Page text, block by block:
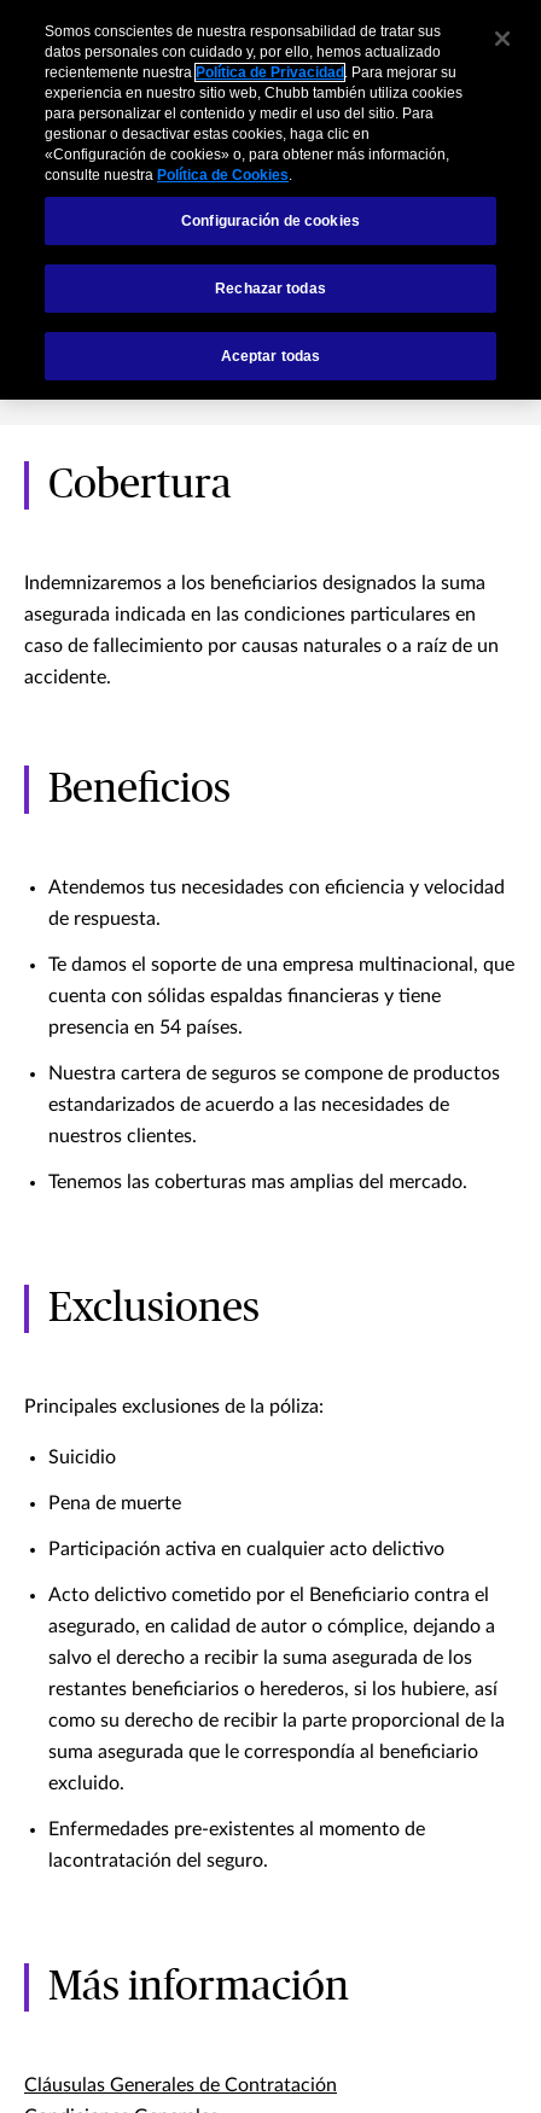
Vida Falabella
Cobertura
Indemnizaremos a los beneficiarios designados la suma
asegurada indicada en las condiciones particulares en
caso de fallecimiento por causas naturales o a raíz de un
accidente.
Beneficios
Atendemos tus necesidades con eficiencia y velocidad
de respuesta.
Te damos el soporte de una empresa multinacional, que
cuenta con sólidas espaldas financieras y tiene
presencia en 54 países.
Nuestra cartera de seguros se compone de productos
estandarizados de acuerdo a las necesidades de
nuestros clientes.
Tenemos las coberturas mas amplias del mercado.
Exclusiones
Principales exclusiones de la póliza:
Suicidio
Pena de muerte
Participación activa en cualquier acto delictivo
Acto delictivo cometido por el Beneficiario contra el
asegurado, en calidad de autor o cómplice, dejando a
salvo el derecho a recibir la suma asegurada de los
restantes beneficiarios o herederos, si los hubiere, así
como su derecho de recibir la parte proporcional de la
suma asegurada que le correspondía al beneficiario
excluido.
Enfermedades pre-existentes al momento de
lacontratación del seguro.
Más información
Cláusulas Generales de Contratación
Somos conscientes de nuestra responsabilidad de tratar sus
datos personales con cuidado y, por ello, hemos actualizado
recientemente nuestra Política de Privacidad . Para mejorar su
experiencia en nuestro sitio web, Chubb también utiliza cookies
para personalizar el contenido y medir el uso del sitio. Para
gestionar o desactivar estas cookies, haga clic en
«Configuración de cookies» o, para obtener más información,
consulte nuestra Política de Cookies.
Configuración de cookies
Rechazar todas
Aceptar todas